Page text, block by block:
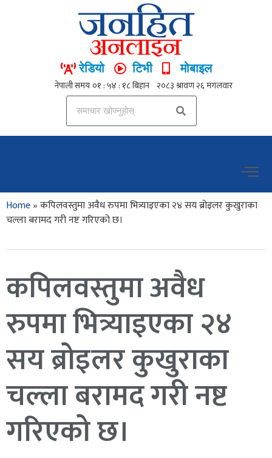
रेडियो टिभी मोबाइल
Home»कपिलवस्तुमा अवैध रुपमा भित्र्याइएका २४ सय ब्रोइलर कुखुराका
चल्ला बरामद गरी नष्ट गरिएको छ।
कपिलवस्तुमा अवैध
रुपमा भित्र्याइएका २४
सय ब्रोइलर कुखुराका
चल्ला बरामद गरी नष्ट
गरिएको छ।